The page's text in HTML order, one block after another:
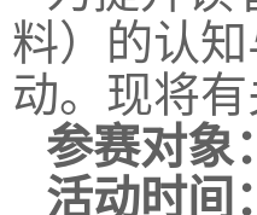
料）的认
动。现将
参赛对象：
活动时间：